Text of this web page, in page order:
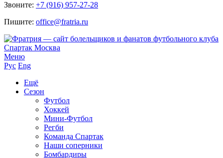
Звоните: +7 (916) 957-27-28
Пишите: office@fratria.ru
Меню
Рус Eng
Ещё
Сезон
Футбол
Хоккей
Мини-Футбол
Регби
Команда Спартак
Наши соперники
Бомбардиры